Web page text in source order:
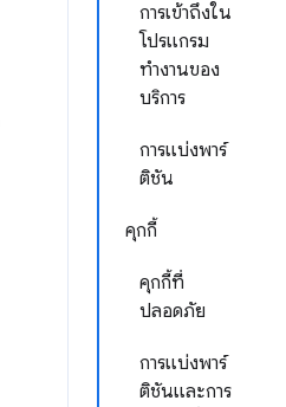
การเข้าถึงใน
โปรแกรม
ทำงานของ
บริการ
การแบ่งพาร์
ติชัน
คุกกี้
คุกกี้ที่
ปลอดภัย
การแบ่งพาร์
ติชันและการ